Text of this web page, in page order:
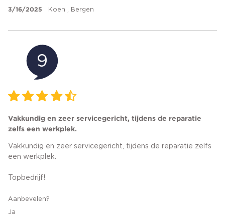
3/16/2025 Koen , Bergen
9
Vakkundig en zeer servicegericht, tijdens de reparatie
zelfs een werkplek.
Vakkundig en zeer servicegericht, tijdens de reparatie zelfs
een werkplek.
Topbedrijf!
Aanbevelen?
Ja